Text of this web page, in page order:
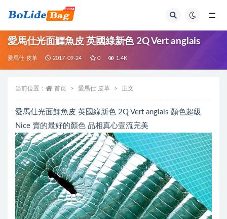
愛馬仕光面鱷魚皮 英國綠新色 2Q Vert anglais
愛馬仕 皮革 2017-09-24 0 1.4K
当前位置： 首页 愛馬仕 皮革 正文
愛馬仕光面鱷魚皮 英國綠新色 2Q Vert anglais 顏色超級
Nice 賣的最好的顏色 品相真心壹流完美